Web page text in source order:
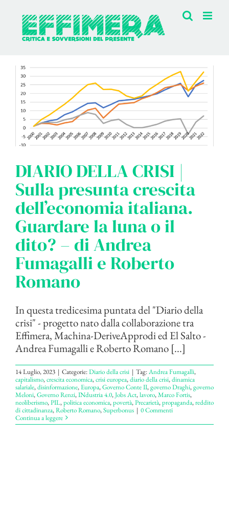
contenuto
DIARIO DELLA CRISI |
Sulla presunta crescita
dell’economia italiana.
Guardare la luna o il
dito? – di Andrea
Fumagalli e Roberto
Romano
In questa tredicesima puntata del "Diario della
crisi" - progetto nato dalla collaborazione tra
Effimera, Machina-DeriveApprodi ed El Salto -
Andrea Fumagalli e Roberto Romano [...]
14 Luglio, 2023 | Categorie:Diario della crisi | Tag:Andrea Fumagalli,
capitalismo,crescita economica,crisi europea,diario della crisi,dinamica
salariale,disinformazione,Europa,Governo Conte II,governo Draghi,governo
Meloni,Governo Renzi,INdustria 4.0,Jobs Act,lavoro,Marco Fortis,
neoliberismo,PIL,politica economica,povertà,Precarietà,propaganda,reddito
di cittadinanza,Roberto Romano,Superbonus | 0 Commenti
Continua a leggere